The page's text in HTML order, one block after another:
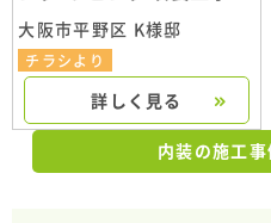
大阪市平野区 K様邸
チラシより
詳しく見る
内装の施工